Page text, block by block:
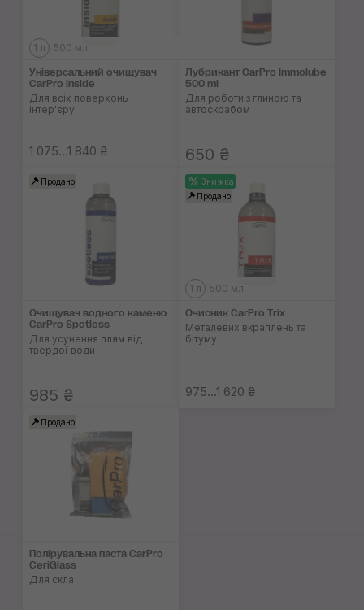
1 л 500 мл
Універсальний очищувач
CarPro Inside
Для всіх поверхонь
інтер'єру
1 075...1 840 ₴
Лубрикант CarPro Immolube
500 ml
Для роботи з глиною та
автоскрабом
650 ₴
Продано
Очищувач водного каменю
CarPro Spotless
Для усунення плям від
твердої води
985 ₴
Знижка
Продано
1 л 500 мл
Очисник CarPro Trix
Металевих вкраплень та
бітуму
975...1 620 ₴
Продано
Полірувальна паста CarPro
CeriGlass
Для скла